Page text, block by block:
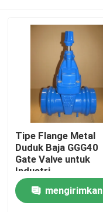
Tipe Flange Metal
Duduk Baja GGG40
Gate Valve untuk
Industri
mengirimkan